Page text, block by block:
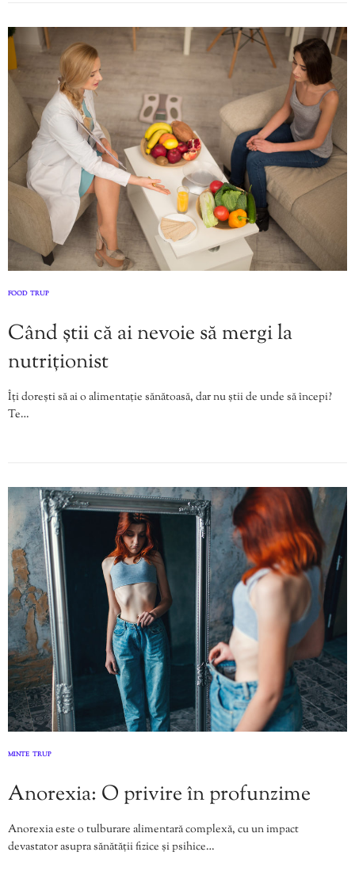
FOOD TRUP
Când știi că ai nevoie să mergi la
nutriționist
Îți dorești să ai o alimentație sănătoasă, dar nu știi de unde să începi?
Te…
MINTE TRUP
Anorexia: O privire în profunzime
Anorexia este o tulburare alimentară complexă, cu un impact
devastator asupra sănătății fizice și psihice…